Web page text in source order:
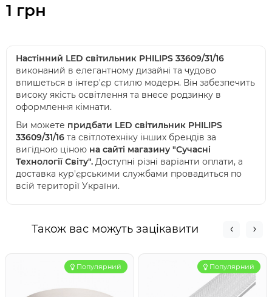
1 грн
Настінний LED світильник PHILIPS 33609/31/16
виконаний в елегантному дизайні та чудово
впишеться в інтер'єр стилю модерн. Він забезпечить
високу якість освітлення та внесе родзинку в
оформлення кімнати.
Ви можете придбати LED світильник PHILIPS
33609/31/16 та світлотехніку інших брендів за
вигідною ціною на сайті магазину "Сучасні
Технології Світу". Доступні різні варіанти оплати, а
доставка кур'єрськими службами провадиться по
всій території України.
Також вас можуть зацікавити
Популярний Популярний